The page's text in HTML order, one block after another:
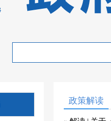
政策解读